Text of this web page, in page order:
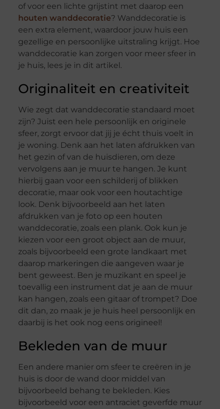
of voor een lichte grijstint met daarop een
houten wanddecoratie? Wanddecoratie is
een extra element, waardoor jouw huis een
gezellige en persoonlijke uitstraling krijgt. Hoe
wanddecoratie kan zorgen voor meer sfeer in
je huis, lees je in dit artikel.
Originaliteit en creativiteit
Wie zegt dat wanddecoratie standaard moet
zijn? Juist een hele persoonlijk en originele
sfeer, zorgt ervoor dat jij je écht thuis voelt in
je woning. Denk aan het laten afdrukken van
het gezin of van de huisdieren, om deze
vervolgens aan je muur te hangen. Je kunt
hierbij gaan voor een schilderij of blikken
decoratie, maar ook voor een houtachtige
look. Denk bijvoorbeeld aan het laten
afdrukken van je foto op een houten
wanddecoratie, zoals een plank. Ook kun je
kiezen voor een groot object aan de muur,
zoals bijvoorbeeld een grote landkaart met
daarop markeringen die aangeven waar je
bent geweest. Ben je muzikant en speel je
toevallig een instrument dat je aan de muur
kan hangen, zoals een gitaar of trompet? Doe
dit dan, zo maak je je huis heel persoonlijk en
daarbij is het ook nog eens origineel!
Bekleden van de muur
Een andere manier om sfeer te creëren in je
huis is door de wand door middel van
bijvoorbeeld behang te bekleden. Kies
bijvoorbeeld voor een antraciet geverfde muur